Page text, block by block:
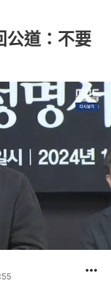
公道：不要